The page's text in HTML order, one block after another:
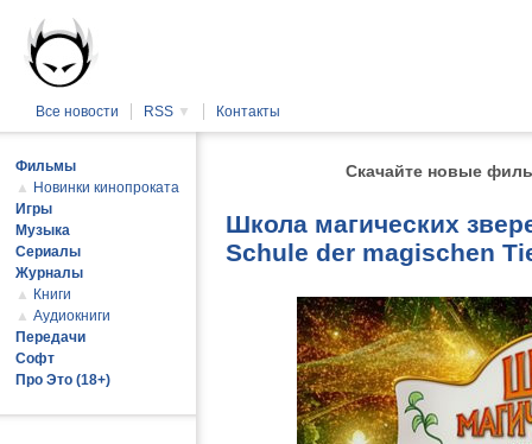
Все новости RSS ▼ Контакты
Скачайте новые
Школа магических
Schule der magischen
Фильмы
▲ Новинки кинопроката
Игры
Музыка
Сериалы
Журналы
▲ Книги
▲ Аудиокниги
Передачи
Софт
Про Это (18+)